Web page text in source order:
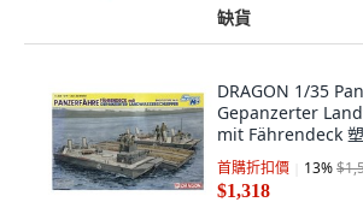
缺貨
DRAGON 1/35
Gepanzerter
mit Fährendeck
DML8085, 1個
首購折扣價 13%
$1,318